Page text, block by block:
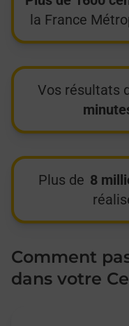
la France
Vos résultats
Plus de 8
Comment
dans votre